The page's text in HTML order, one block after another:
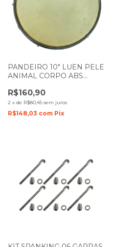
PANDEIRO 10" LUEN PELE
ANIMAL CORPO ABS
R$160,90
2 x de R$80,45 sem juros
R$148,03 com Pix